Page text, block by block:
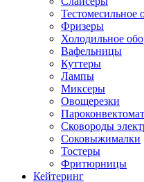
Тестомесильное
Фризеры
Холодильное
Вафельницы
Куттеры
Лампы
Миксеры
Овощерезки
Сковороды
Соковыжималки
Тостеры
Фритюрницы
Кейтеринг